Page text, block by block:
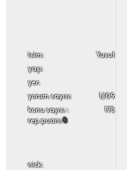
i̇sim:
Yusuf
yaşı:
yer:
yorum sayısı:
1,109
konu sayısı :
175
rep puanı:0
nick: